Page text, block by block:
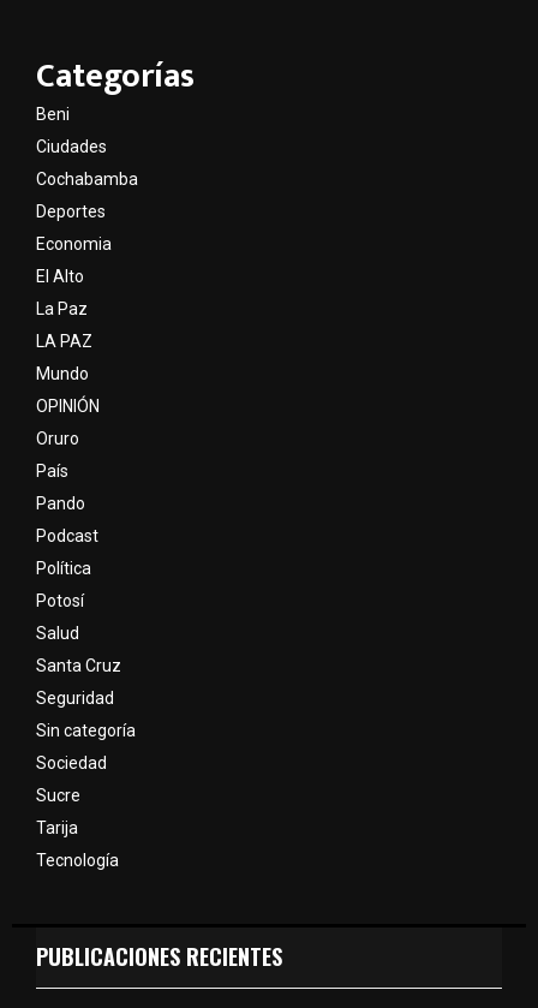
Categorías
Beni
Ciudades
Cochabamba
Deportes
Economia
El Alto
La Paz
LA PAZ
Mundo
OPINIÓN
Oruro
País
Pando
Podcast
Política
Potosí
Salud
Santa Cruz
Seguridad
Sin categoría
Sociedad
Sucre
Tarija
Tecnología
PUBLICACIONES RECIENTES